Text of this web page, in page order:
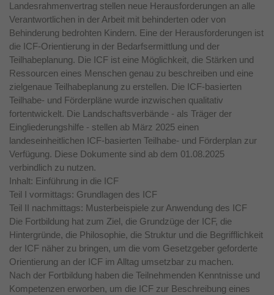
Landesrahmenvertrag stellen neue Herausforderungen an alle
Verantwortlichen in der Arbeit mit behinderten oder von
Behinderung bedrohten Kindern. Eine der Herausforderungen ist
die ICF-Orientierung in der Bedarfsermittlung und der
Teilhabeplanung. Die ICF ist eine Möglichkeit, die Stärken und
Ressourcen eines Menschen genau zu beschreiben und eine
zielgenaue Teilhabeplanung zu erstellen. Die ICF-basierten
Teilhabe- und Förderpläne wurde inzwischen qualitativ
fortentwickelt. Die Landschaftsverbände - als Träger der
Eingliederungshilfe - stellen ab März 2025 einen
landeseinheitlichen ICF-basierten Teilhabe- und Förderplan zur
Verfügung. Diese Dokumente sind ab dem 01.08.2025
verbindlich zu nutzen.
Inhalt: Einführung in die ICF
Teil I vormittags: Grundlagen des ICF
Teil II nachmittags: Musterbeispiele zur Anwendung des ICF
Die Fortbildung hat zum Ziel, die Grundzüge der ICF, die
Hintergründe, die Philosophie, die Struktur und die Begrifflichkeit
der ICF näher zu bringen, um die vom Gesetzgeber geforderte
Orientierung an der ICF im Alltag umsetzbar zu machen.
Nach der Fortbildung haben die Teilnehmenden Kenntnisse und
Kompetenzen erworben, um die ICF zur Beschreibung eines